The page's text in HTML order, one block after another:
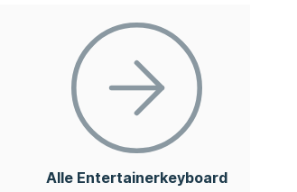
Alle Entertainerkeyboard